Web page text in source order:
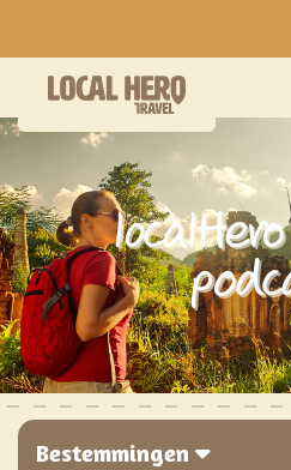
Bestemmingen